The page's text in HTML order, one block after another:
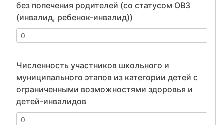
без попечения родителей (со статусом ОВЗ
(инвалид, ребенок-инвалид))
Численность участников школьного и
муниципального этапов из категории детей с
ограниченными возможностями здоровья и
детей-инвалидов